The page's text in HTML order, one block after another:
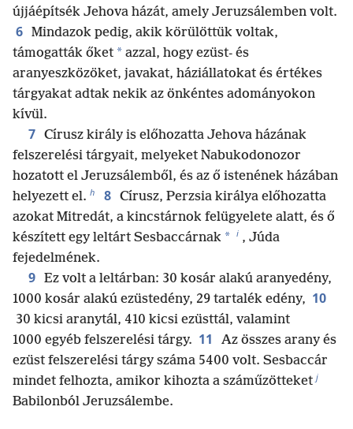
újjáépítsék Jehova házát, amely Jeruzsálemben volt.
6 Mindazok pedig, akik körülöttük voltak,
támogatták őket * azzal, hogy ezüst- és
aranyeszközöket, javakat, háziállatokat és értékes
tárgyakat adtak nekik az önkéntes adományokon
kívül.
7 Círusz király is előhozatta Jehova házának
felszerelési tárgyait, melyeket Nabukodonozor
hozatott el Jeruzsálemből, és az ő istenének házában
helyezett el. h 8 Círusz, Perzsia királya előhozatta
azokat Mitredát, a kincstárnok felügyelete alatt, és ő
készített egy leltárt Sesbaccárnak * i , Júda
fejedelmének.
9 Ez volt a leltárban: 30 kosár alakú aranyedény,
1000 kosár alakú ezüstedény, 29 tartalék edény, 10
30 kicsi aranytál, 410 kicsi ezüsttál, valamint
1000 egyéb felszerelési tárgy. 11
Az összes arany és
ezüst felszerelési tárgy száma 5400 volt. Sesbaccár
mindet felhozta, amikor kihozta a száműzötteket j
Babilonból Jeruzsálembe.